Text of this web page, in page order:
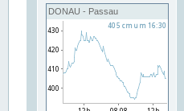
DONAU - Passau